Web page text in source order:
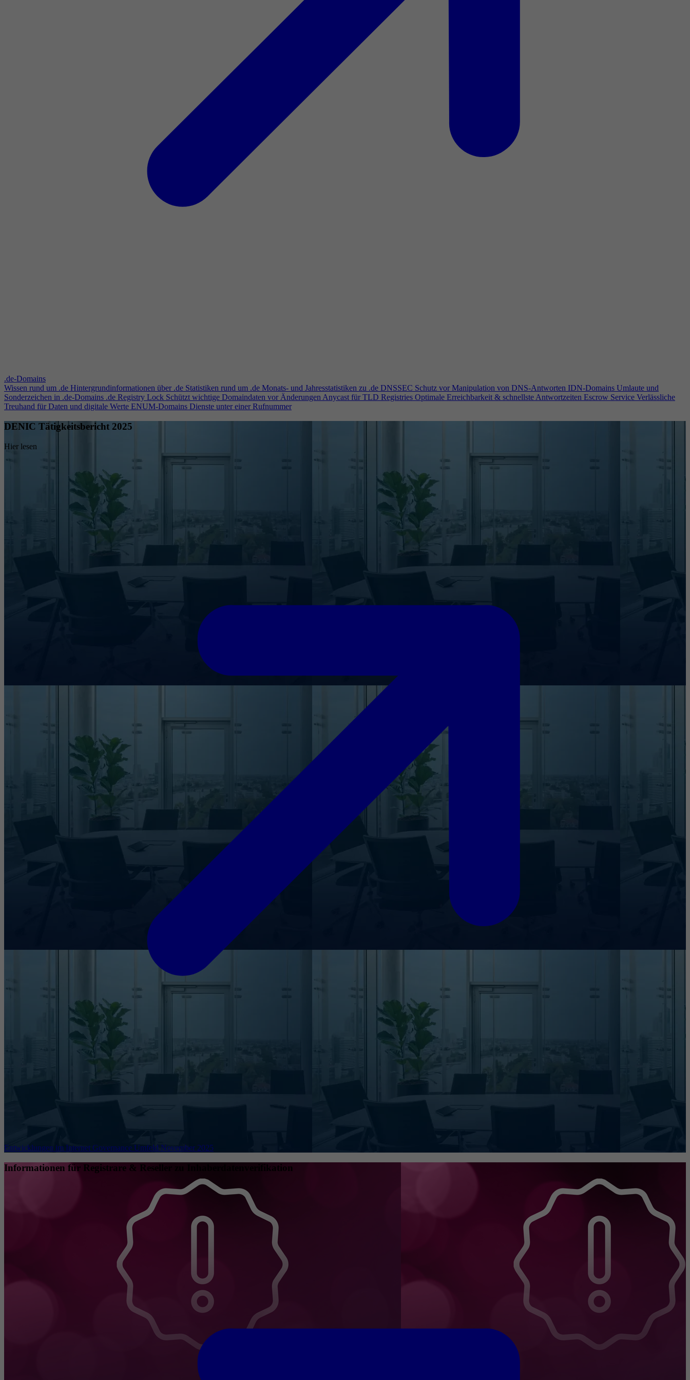
.de-Domains
Wissen rund um .de Hintergrundinformationen über .de Statistiken rund um .de Monats- und Jahresstatistiken zu .de DNSSEC Schutz vor Manipulation von DNS-Antworten IDN-Domains Umlaute und
Sonderzeichen in .de-Domains .de Registry Lock Schützt wichtige Domaindaten vor ÄnderungenAnycast für TLD Registries Optimale Erreichbarkeit & schnellste Antwortzeiten Escrow Service Verlässliche
Treuhand für Daten und digitale Werte ENUM-Domains Dienste unter einer Rufnummer
DENIC Tätigkeitsbericht 2025
Hier lesen
Entwicklungen im Internet Governance Umfeld November 2025
Informationen für Registrare & Reseller zu Inhaberdatenverifikation